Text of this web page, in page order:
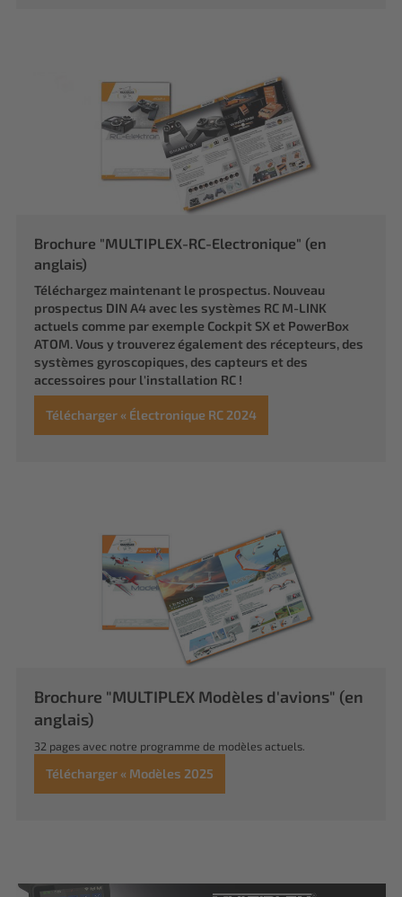
Brochure "MULTIPLEX-RC-Electronique" (en
anglais)
Téléchargez maintenant le prospectus. Nouveau
prospectus DIN A4 avec les systèmes RC M-LINK
actuels comme par exemple Cockpit SX et PowerBox
ATOM. Vous y trouverez également des récepteurs, des
systèmes gyroscopiques, des capteurs et des
accessoires pour l'installation RC !
Télécharger « Électronique RC 2024
Brochure "MULTIPLEX Modèles d'avions" (en
anglais)
32 pages avec notre programme de modèles actuels.
Télécharger « Modèles 2025